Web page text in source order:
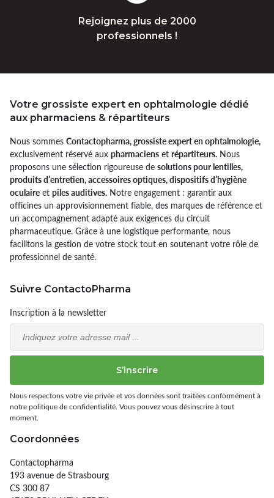
Rejoignez plus de 2000
professionnels !
Votre grossiste expert en ophtalmologie dédié
aux pharmaciens & répartiteurs
Nous sommes Contactopharma, grossiste expert en ophtalmologie,
exclusivement réservé aux pharmaciens et répartiteurs. Nous
proposons une sélection rigoureuse de solutions pour lentilles,
produits d’entretien, accessoires optiques, dispositifs d’hygiène
oculaire et piles auditives. Notre engagement : garantir aux
officines un approvisionnement fiable, des marques de référence et
un accompagnement adapté aux exigences du circuit
pharmaceutique. Grâce à une logistique performante, nous
facilitons la gestion de votre stock tout en soutenant votre rôle de
professionnel de santé.
Suivre ContactoPharma
Inscription à la newsletter
Email
S’inscrire
Nous respectons votre vie privée et vos données sont traitées conformément à
notre politique de confidentialité. Vous pouvez vous désinscrire à tout
moment.
Coordonnées
Contactopharma
193 avenue de Strasbourg
CS 300 87